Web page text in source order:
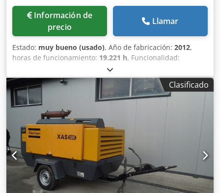
Información de
precio
Llamar
Estado: muy bueno (usado), Año de fabricación: 2012,
horas de funcionamiento: 19.221 h, Funcionalidad:
, Compresor de tornillo sin aceite,
modelo ZT250FF. Incluye secador integrado. 250 kW 10
bares 42,31 m³/min Año de fabricación: 2012
Cjdpfxezmdrbj Akroha Horas de funcionamiento: 19.221
Clasificado